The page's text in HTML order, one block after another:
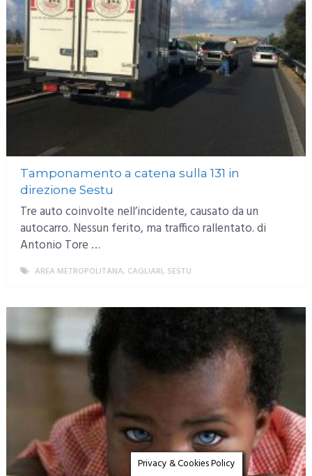
Tamponamento a catena sulla 131 in
direzione Sestu
Tre auto coinvolte nell’incidente, causato da un
autocarro. Nessun ferito, ma traffico rallentato. di
Antonio Tore …
AREA METROPOLITANA, CAGLIARI, SESTU
Privacy & Cookies Policy